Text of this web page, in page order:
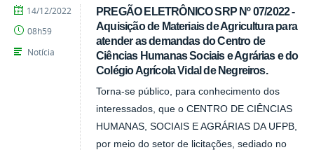
PREGÃO ELETRÔNICO SRP Nº 07/2022 -
Aquisição de Materiais de Agricultura para
atender as demandas do Centro de
Ciências Humanas Sociais e Agrárias e do
Colégio Agrícola Vidal de Negreiros.
Torna-se público, para conhecimento dos
interessados, que o CENTRO DE CIÊNCIAS
HUMANAS, SOCIAIS E AGRÁRIAS DA UFPB,
por meio do setor de licitações, sediado no
por
publicado
14/12/2022
08h59
Notícia